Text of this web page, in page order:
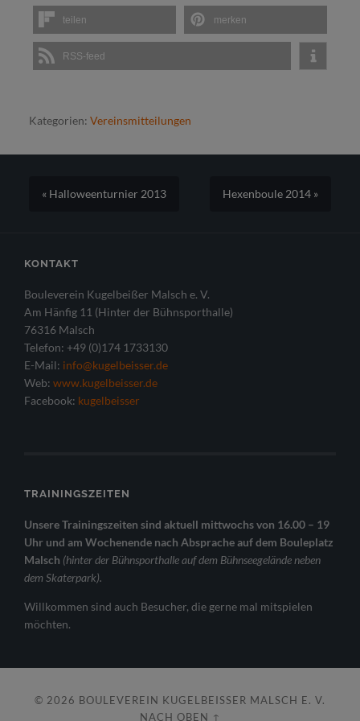
teilen merken
RSS-feed
Kategorien: Vereinsmitteilungen
« Halloweenturnier 2013 Hexenboule 2014 »
KONTAKT
Bouleverein Kugelbeißer Malsch e. V.
Am Hänfig 11 (Hinter der Bühnsporthalle)
76316 Malsch
Telefon: +49 (0)174 1733130
E-Mail: info@kugelbeisser.de
Web: www.kugelbeisser.de
Facebook: kugelbeisser
TRAININGSZEITEN
Unsere Trainingszeiten sind aktuell mittwochs von 16.00 – 19
Uhr und am Wochenende nach Absprache auf dem Bouleplatz
Malsch (hinter der Bühnsporthalle auf dem Bühnseegelände neben
dem Skaterpark).
Willkommen sind auch Besucher, die gerne mal mitspielen
möchten.
© 2026 BOULEVEREIN KUGELBEISSER MALSCH E. V.
NACH OBEN ↑